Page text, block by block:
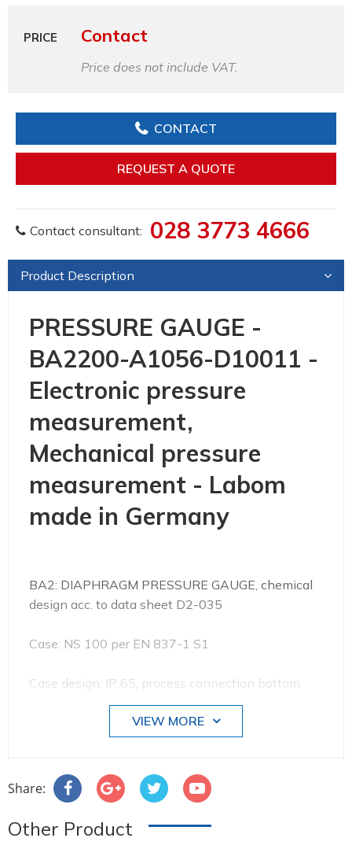
PRICE Contact
Price does not include VAT.
CONTACT
REQUEST A QUOTE
Contact consultant: 028 3773 4666
Product Description
PRESSURE GAUGE -
BA2200-A1056-D10011 -
Electronic pressure
measurement,
Mechanical pressure
measurement - Labom
made in Germany
BA2: DIAPHRAGM PRESSURE GAUGE, chemical
design acc. to data sheet D2-035
Case: NS 100 per EN 837-1 S1
Case design: IP 65, process connection bottom
Accuracy: class 1.6 per EN 837-3
Process connection: threaded connection
Nominal width G 1/2 B
VIEW MORE
Share:
Other Product